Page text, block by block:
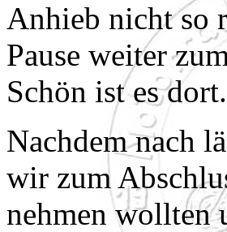
Anhieb nicht so
Pause weiter
Schön ist es dort.
Nachdem nach
wir zum
nehmen wollten